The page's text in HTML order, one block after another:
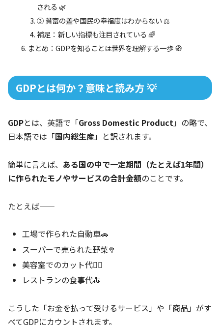
される 🌿
③ 貧富の差や国民の幸福度はわからない ⚖️
補足：新しい指標も注目されている 🌈
まとめ：GDPを知ることは世界を理解する一歩 🧭
GDPとは何か？意味と読み方 💡
GDPとは、英語で「Gross Domestic Product」の略で、
日本語では「国内総生産」と訳されます。
簡単に言えば、 ある国の中で一定期間（たとえば1年間）
に作られたモノやサービスの合計金額のことです。
たとえば――
工場で作られた自動車🚗
スーパーで売られた野菜🥦
美容室でのカット代💇‍♀️
レストランの食事代🍝
こうした「お金を払って受けるサービス」や「商品」がす
べてGDPにカウントされます。